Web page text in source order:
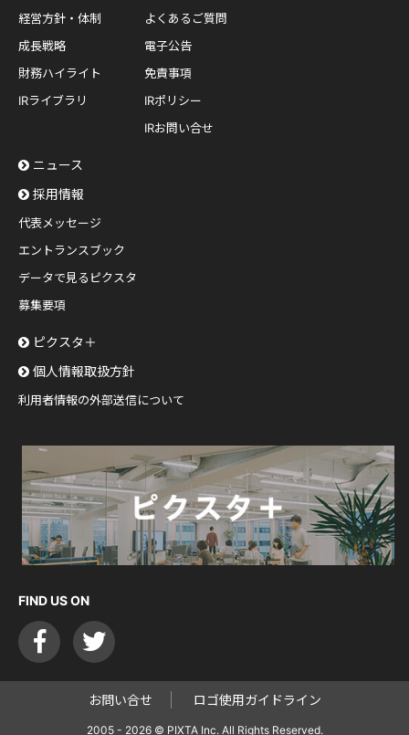
経営方針・体制
成長戦略
財務ハイライト
IRライブラリ
よくあるご質問
電子公告
免責事項
IRポリシー
IRお問い合せ
ニュース
採用情報
代表メッセージ
エントランスブック
データで見るピクスタ
募集要項
ピクスタ＋
個人情報取扱方針
利用者情報の外部送信について
FIND US ON
お問い合せ ロゴ使用ガイドライン
2005 - 2026 © PIXTA Inc. All Rights Reserved.